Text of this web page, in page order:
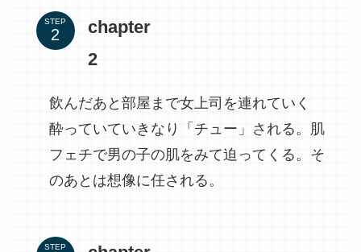
STEP
chapter
2
飲んだあと部屋まで女上司を連れていく
酔っていていきなり「チュー」される。肌
フェチで男の子の肌をみて迫ってくる。そ
のあとは想像に任される。
STEP